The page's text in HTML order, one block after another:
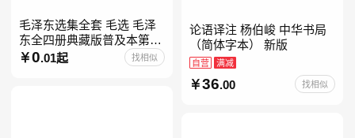
毛泽东选集全套 毛选 毛泽
东全四册典藏版普及本第一
二三四卷 毛泽东军事文集毛
泽东兵法孔见毛泽东文集思
0.01起 找相似
论语译注 杨伯峻 中华书局
（简体字本） 新版
自营 满减
36.00 找相似